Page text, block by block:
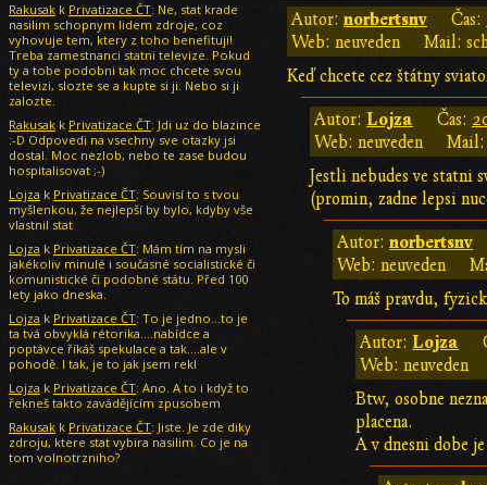
Autor:norbertsnv Čas:
Web: neuveden
Mail:
Keď chcete cez štátny
Autor:Lojza Čas:
Web: neuveden
Mail:
Jestli nebudes ve
(promin, zadne lepsi
Autor:norbertsnv
Web: neuveden
To máš pravdu,
Autor:Lojza
Web: neuveden
Btw, osobne
placena.
A v dnesni dobe
Rakusak k Privatizace ČT: Ne, stat krade
nasilim schopnym lidem zdroje, coz
vyhovuje tem, ktery z toho benefituji!
Treba zamestnanci statni televize. Pokud
ty a tobe podobni tak moc chcete svou
televizi, slozte se a kupte si ji. Nebo si ji
zalozte.
Rakusak k Privatizace ČT: Jdi uz do blazince
:-D Odpovedi na vsechny sve otazky jsi
dostal. Moc nezlob, nebo te zase budou
hospitalisovat ;-)
Lojza k Privatizace ČT: Souvisí to s tvou
myšlenkou, že nejlepší by bylo, kdyby vše
vlastnil stat
Lojza k Privatizace ČT: Mám tím na mysli
jakékoliv minulé i současné socialistické či
komunistické či podobné státu. Před 100
lety jako dneska.
Lojza k Privatizace ČT: To je jedno...to je
ta tvá obvyklá rétorika....nabídce a
poptávce říkáš spekulace a tak....ale v
pohodě. I tak, je to jak jsem rekl
Lojza k Privatizace ČT: Ano. A to i když to
řekneš takto zavádějícím zpusobem
Rakusak k Privatizace ČT: Jiste. Je zde diky
zdroju, ktere stat vybira nasilim. Co je na
tom volnotrzniho?